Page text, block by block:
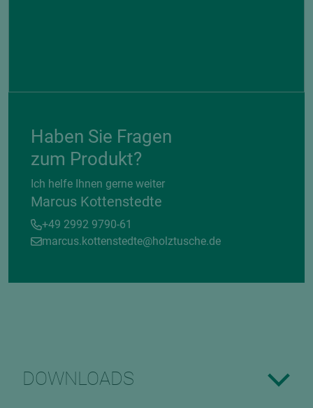
Haben Sie Fragen
zum Produkt?
Ich helfe Ihnen gerne weiter
Marcus Kottenstedte
+49 2992 9790-61
marcus.kottenstedte@holztusche.de
DOWNLOADS